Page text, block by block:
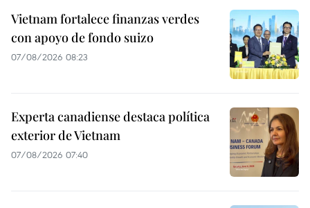
Vietnam fortalece finanzas verdes
con apoyo de fondo suizo
07/08/2026 08:23
Experta canadiense destaca política
exterior de Vietnam
07/08/2026 07:40